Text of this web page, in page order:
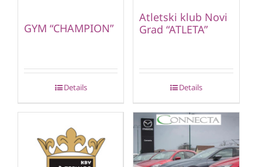
GYM “CHAMPION”
Details
Atletski klub Novi
Grad “ATLETA”
Details